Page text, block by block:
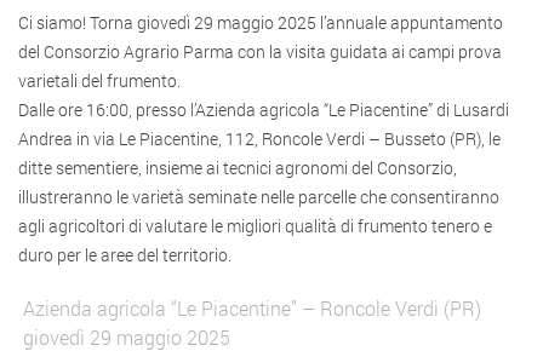
Ci siamo! Torna giovedì 29 maggio 2025 l’annuale appuntamento
del Consorzio Agrario Parma con la visita guidata ai campi prova
varietali del frumento.
Dalle ore 16:00, presso l’Azienda agricola “Le Piacentine” di Lusardi
Andrea in via Le Piacentine, 112, Roncole Verdi – Busseto (PR), le
ditte sementiere, insieme ai tecnici agronomi del Consorzio,
illustreranno le varietà seminate nelle parcelle che consentiranno
agli agricoltori di valutare le migliori qualità di frumento tenero e
duro per le aree del territorio.
Azienda agricola “Le Piacentine” – Roncole Verdi (PR)
giovedì 29 maggio 2025